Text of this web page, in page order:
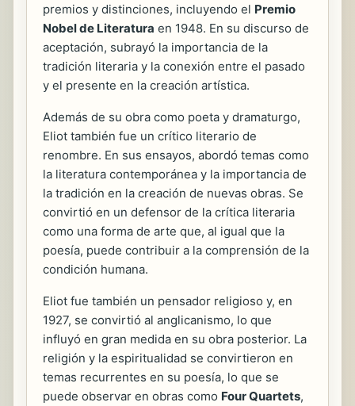
premios y distinciones, incluyendo el Premio
Nobel de Literatura en 1948. En su discurso de
aceptación, subrayó la importancia de la
tradición literaria y la conexión entre el pasado
y el presente en la creación artística.
Además de su obra como poeta y dramaturgo,
Eliot también fue un crítico literario de
renombre. En sus ensayos, abordó temas como
la literatura contemporánea y la importancia de
la tradición en la creación de nuevas obras. Se
convirtió en un defensor de la crítica literaria
como una forma de arte que, al igual que la
poesía, puede contribuir a la comprensión de la
condición humana.
Eliot fue también un pensador religioso y, en
1927, se convirtió al anglicanismo, lo que
influyó en gran medida en su obra posterior. La
religión y la espiritualidad se convirtieron en
temas recurrentes en su poesía, lo que se
puede observar en obras como Four Quartets,